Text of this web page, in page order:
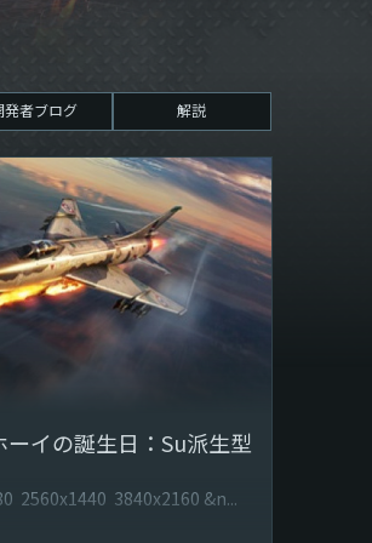
発者ブログ 解説
イの誕生日：Su派生型
2560x1440 3840x2160 &n...